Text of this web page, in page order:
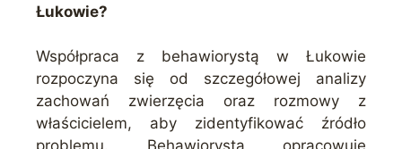
Łukowie?
Współpraca z behawiorystą w Łukowie
rozpoczyna się od szczegółowej analizy
zachowań zwierzęcia oraz rozmowy z
właścicielem, aby zidentyfikować źródło
problemu. Behawiorysta opracowuje